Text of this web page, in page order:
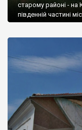
старому районі - на
південній частині